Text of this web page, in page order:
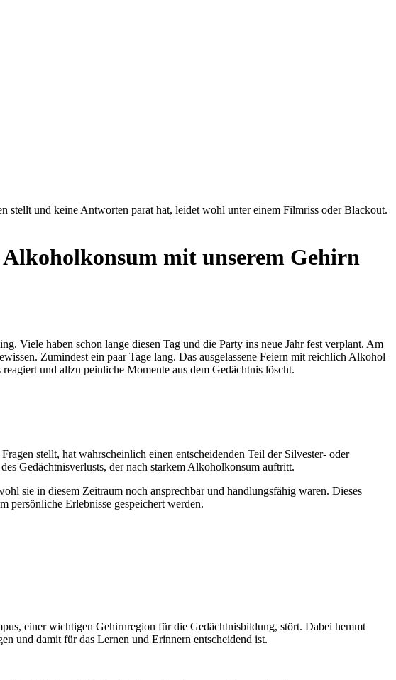
stellt und keine Antworten parat hat, leidet wohl unter einem Filmriss oder Blackout.
Alkoholkonsum mit unserem Gehirn
Viele haben schon lange diesen Tag und die Party ins neue Jahr fest verplant. Am
Zumindest ein paar Tage lang. Das ausgelassene Feiern mit reichlich Alkohol
und allzu peinliche Momente aus dem Gedächtnis löscht.
stellt, hat wahrscheinlich einen entscheidenden Teil der Silvester- oder
Gedächtnisverlusts, der nach starkem Alkoholkonsum auftritt.
sie in diesem Zeitraum noch ansprechbar und handlungsfähig waren. Dieses
persönliche Erlebnisse gespeichert werden.
einer wichtigen Gehirnregion für die Gedächtnisbildung, stört. Dabei hemmt
und damit für das Lernen und Erinnern entscheidend ist.